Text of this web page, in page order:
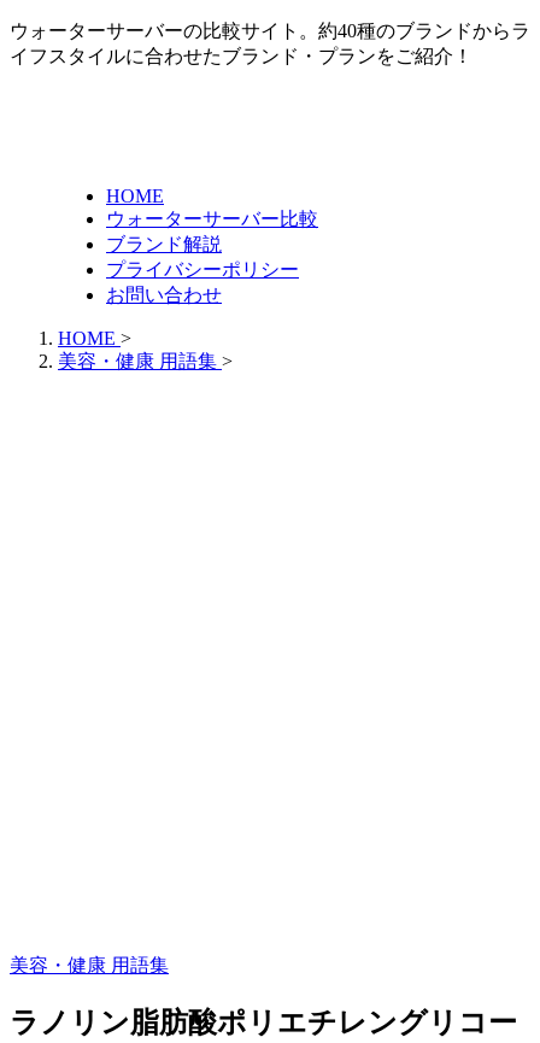
ウォーターサーバーの比較サイト。約40種のブランドからラ
イフスタイルに合わせたブランド・プランをご紹介！
HOME
ウォーターサーバー比較
ブランド解説
プライバシーポリシー
お問い合わせ
HOME >
美容・健康 用語集 >
美容・健康 用語集
ラノリン脂肪酸ポリエチレングリコー